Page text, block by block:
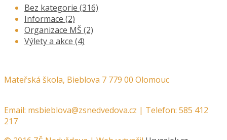
Bez kategorie (316)
Informace (2)
Organizace MŠ (2)
Výlety a akce (4)
Mateřská škola, Bieblova 7 779 00 Olomouc
Email: msbieblova@zsnedvedova.cz | Telefon: 585 412
217